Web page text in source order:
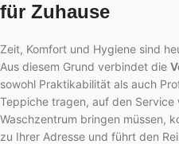
für Zuhause
Zeit, Komfort und Hygiene sind
Aus diesem Grund verbindet die
sowohl Praktikabilität als auch
Teppiche tragen, auf den Service
Waschzentrum bringen müssen,
zu Ihrer Adresse und führt den